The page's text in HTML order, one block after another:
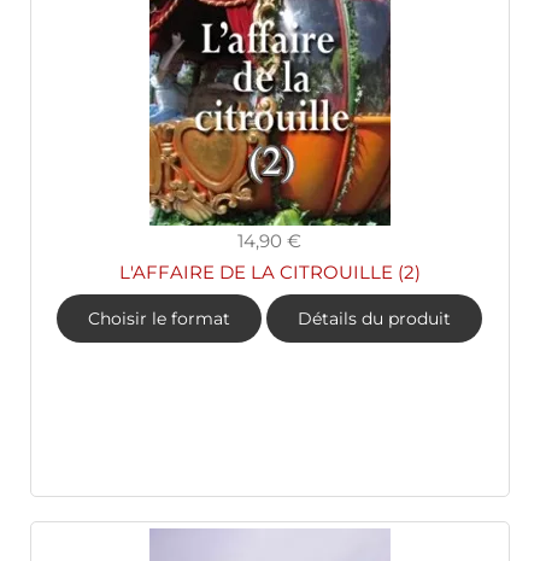
14,90 €
L'AFFAIRE DE LA CITROUILLE (2)
Choisir le format Détails du produit